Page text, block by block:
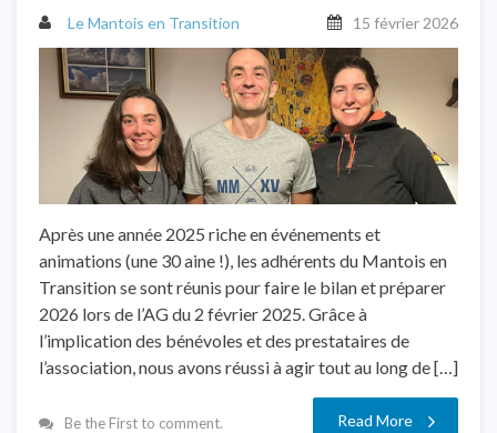
Le Mantois en Transition 15 février 2026
Après une année 2025 riche en événements et
animations (une 30 aine !), les adhérents du Mantois en
Transition se sont réunis pour faire le bilan et préparer
2026 lors de l’AG du 2 février 2025. Grâce à
l’implication des bénévoles et des prestataires de
l’association, nous avons réussi à agir tout au long de […]
Be the First to comment. Read More